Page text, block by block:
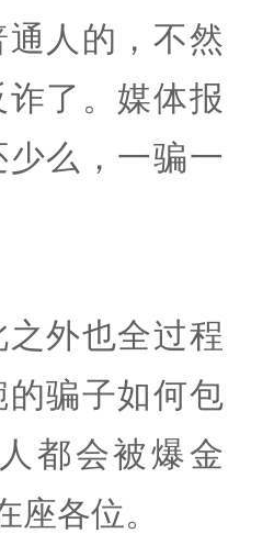
人的，不然
了。媒体报
么，一骗一
外也全过程
骗子如何包
都会被爆金
各位。